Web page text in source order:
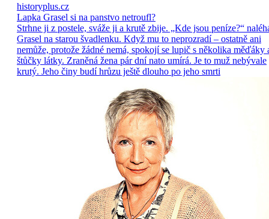
historyplus.cz
Lapka Grasel si na panstvo netroufl?
Strhne ji z postele, sváže ji a krutě zbije. „Kde jsou peníze?“
Grasel na starou švadlenku. Když mu to neprozradí – ostatně ani
nemůže, protože žádné nemá, spokojí se lupič s několika měďáky
štůčky látky. Zraněná žena pár dní nato umírá. Je to muž nebývale
krutý. Jeho činy budí hrůzu ještě dlouho po jeho smrti